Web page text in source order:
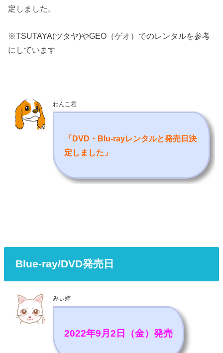
定しました。
※TSUTAYA(ツタヤ)やGEO（ゲオ）でのレンタルを参考
にしています
わんこ君
「DVD・Blu-rayレンタルと発売日決
定しました 」
Blue-ray/DVD発売日
みぃ姉
2022年9月2日（金）発売